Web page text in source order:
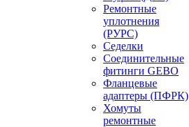
Ремонтные
уплотнения
(РУРС)
Седелки
Соединительные
фитинги GEBO
Фланцевые
адаптеры (ПФРК)
Хомуты
ремонтные